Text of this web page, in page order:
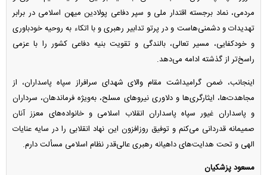
مردمی، نماد برجسته اقتدار ملی و سپر دفاعی پولادین میهن اسلامی در برابر
تهدیدات و دشمنی‌هاست و در پرتو تدابیر رهبری و با اتکاء به روحیه خودباوری
و خودکفایی، مسیر تعالی، بالندگی و تقویت بنیه دفاعی کشور را با عزمی
راسخ‌تر از گذشته ادامه می‌دهد.
اینجانب، ضمن گرامیداشت مقام والای شهدای سرافراز سپاه پاسداران، از
مجاهدت‌ها، ایثارگری‌ها و دلاوری نیرو‌های مسلح، به‌ویژه فرماندهان، سرداران
و پاسداران غیور سپاه پاسداران انقلاب اسلامی و خانواده‌های معزز آنان
صمیمانه قدردانی می‌کنم و توفیق روزافزون این نهاد انقلابی را در سایه عنایات
الهی و تحت هدایت‌های داهیانه رهبری عالی‌قدر نظام اسلامی مسألت دارم.
مسعود پزشکیان